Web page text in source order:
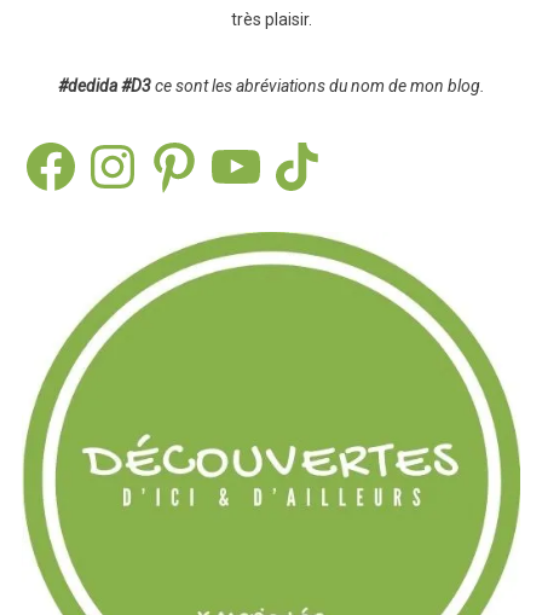
très plaisir.
#dedida #D3ce sont les abréviations du nom de mon blog.
FacebookInstagramPinterest TikTok